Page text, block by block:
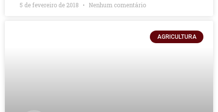
5 de fevereiro de 2018 Nenhum comentário
AGRICULTURA